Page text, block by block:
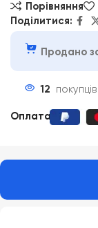
Порівняння
Поділитися:
Продано
12
Оплата